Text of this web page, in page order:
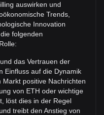
von Ethereum
Monat ist der
gegenüber Kenianischer
auswirken und
Trends,
Innovation
folgenden
das Vertrauen der
Einfluss auf die Dynamik
positive Nachrichten
von ETH oder wichtige
löst dies in der Regel
treibt den Anstieg von